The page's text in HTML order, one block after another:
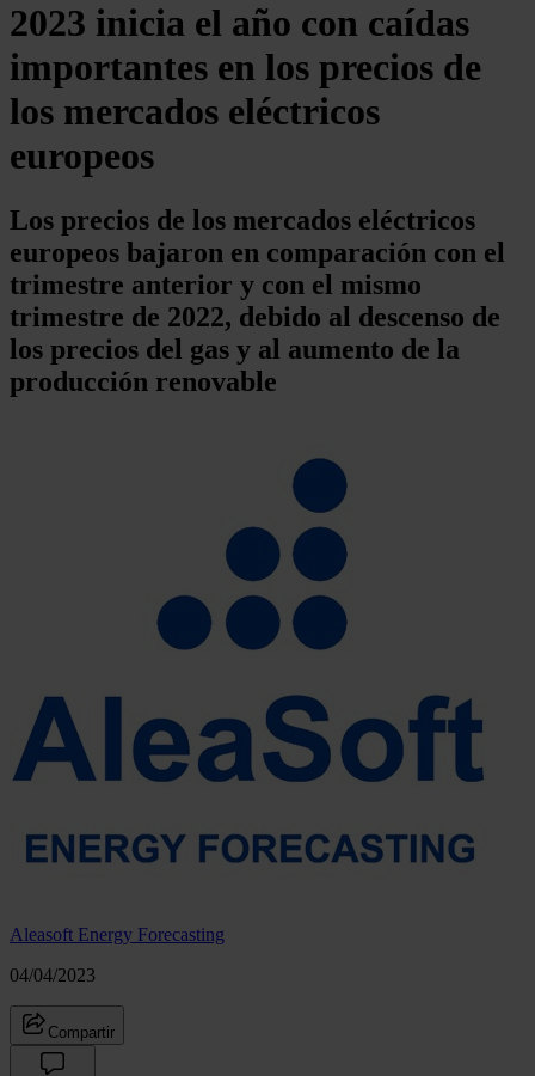
2023 inicia el año con caídas
importantes en los precios de
los mercados eléctricos
europeos
Los precios de los mercados eléctricos
europeos bajaron en comparación con el
trimestre anterior y con el mismo
trimestre de 2022, debido al descenso de
los precios del gas y al aumento de la
producción renovable
Aleasoft Energy Forecasting
04/04/2023
Compartir